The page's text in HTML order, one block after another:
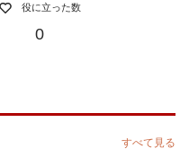
役に立った数
0
すべて見る